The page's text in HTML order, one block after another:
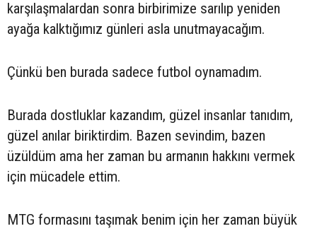
karşılaşmalardan sonra birbirimize sarılıp yeniden
ayağa kalktığımız günleri asla unutmayacağım.
Çünkü ben burada sadece futbol oynamadım.
Burada dostluklar kazandım, güzel insanlar tanıdım,
güzel anılar biriktirdim. Bazen sevindim, bazen
üzüldüm ama her zaman bu armanın hakkını vermek
için mücadele ettim.
MTG formasını taşımak benim için her zaman büyük